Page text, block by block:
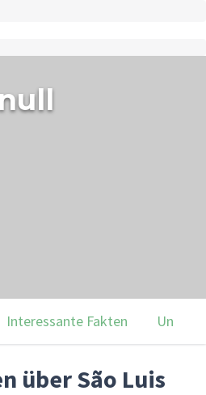
Interessante Fakten Unsere
über São Luis